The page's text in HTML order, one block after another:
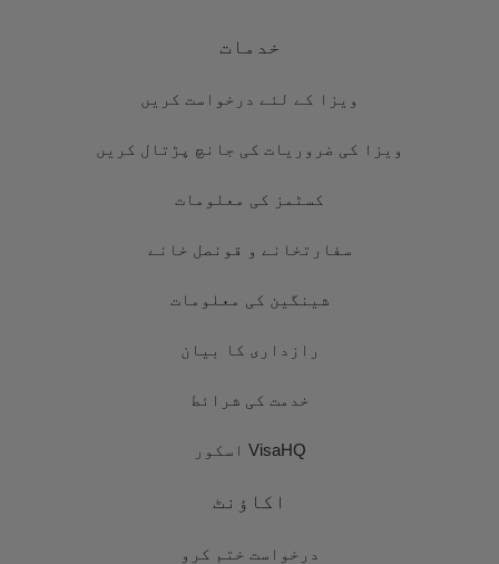
خدمات
ویزا کے لئے درخواست کریں
ویزا کی ضروریات کی جانچ پڑتال کریں
کسٹمز کی معلومات
سفارتخانے و قونصل خانے
شینگین کی معلومات
رازداری کا بیان
خدمت کی شرائط
VisaHQ اسکور
اکاؤنٹ
درخواست ختم کرو